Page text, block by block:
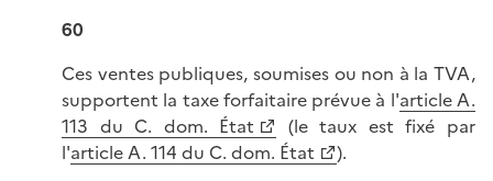
60
Ces ventes publiques, soumises ou non à la TVA,
supportent la taxe forfaitaire prévue à l'article A.
113 du C. dom. État
(le taux est fixé par
l'article A. 114 du C. dom. État
).